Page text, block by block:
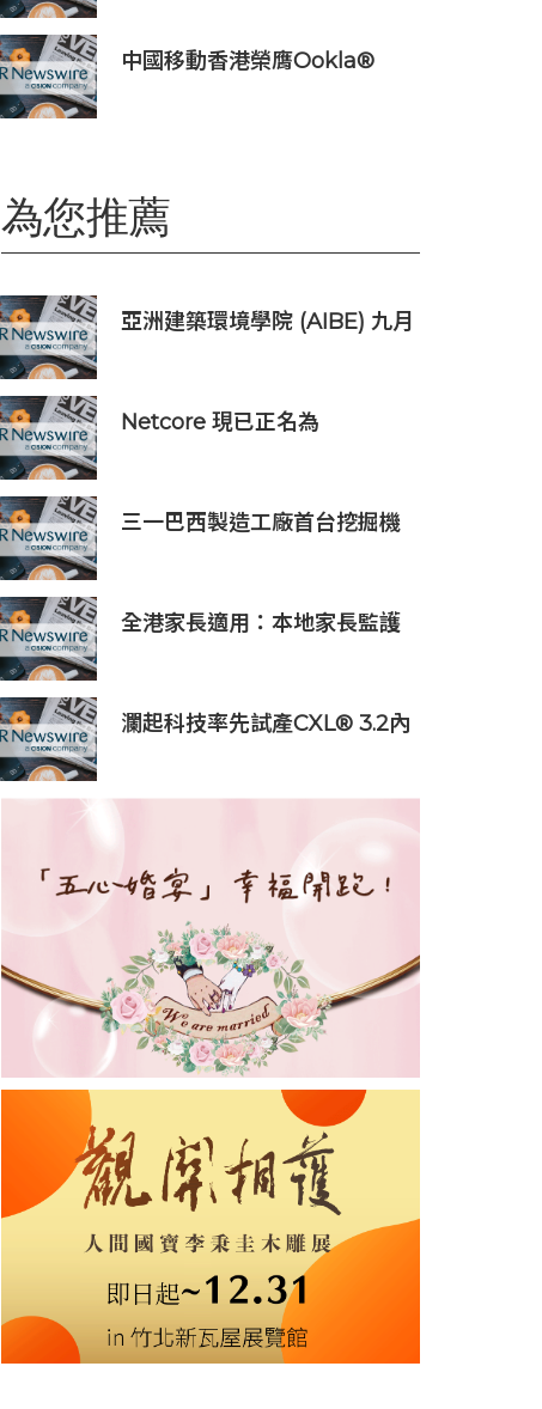
中國移動香港榮膺Ookla®
為您推薦
亞洲建築環境學院 (AIBE) 九月
Netcore 現已正名為
長責任
三一巴西製造工廠首台挖掘機
全港家長適用：本地家長監護
瀾起科技率先試產CXL® 3.2內